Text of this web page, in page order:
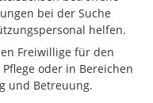
bei der Suche
helfen.
Freiwillige für den
oder in Bereichen
und Betreuung.